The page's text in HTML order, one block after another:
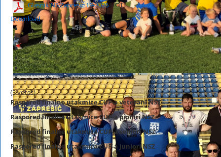
Glasnik NS Zaprešić 19-2026 HOT
Download
(3 votes)
Rasporedfinalneutakmice CUP-a veterani NSZ
Raspored finalne utakmice CUP-a pioniri NSZ
Rasporedfinalneutakmica CUP-a seniori NSZ
Rasporedfinalneutakmica CUP-a juniori NSZ